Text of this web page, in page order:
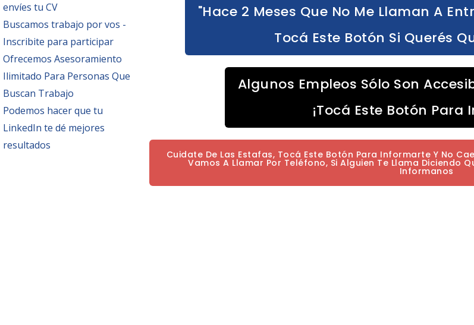
envíes tu CV
Buscamos trabajo por vos -
Inscribite para participar
Ofrecemos Asesoramiento
Ilimitado Para Personas Que
Buscan Trabajo
Podemos hacer que tu
LinkedIn te dé mejores
resultados
"Hace 2 Meses Que No Me Llaman A
Tocá Este Botón Si Querés
Algunos Empleos Sólo Son
¡Tocá Este Botón Para
Cuidate De Las Estafas, Tocá Este Botón Para Informarte Y No
Vamos A Llamar Por Teléfono, Si Alguien Te Llama Diciendo
Informanos